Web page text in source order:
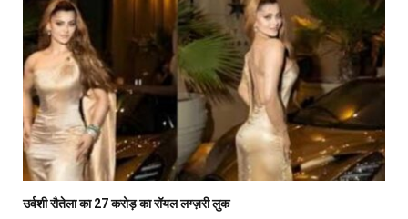
उर्वशी रौतेला का ₹27 करोड़ का रॉयल लग्ज़री लुक